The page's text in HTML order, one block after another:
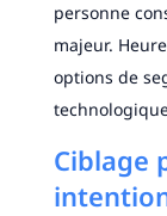
personne
majeur.
options de
Ciblage